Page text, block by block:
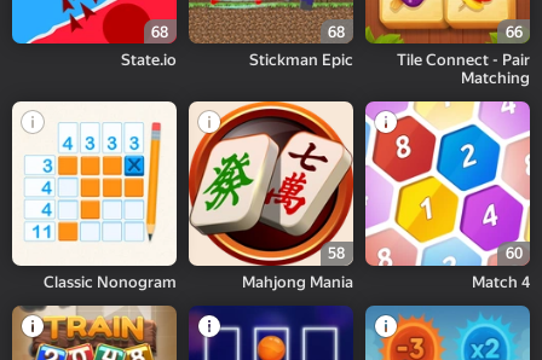
66
Tile Connect - Pair
Matching
68
Stickman Epic
68
State.io
60
Match 4
58
Mahjong Mania
Classic Nonogram